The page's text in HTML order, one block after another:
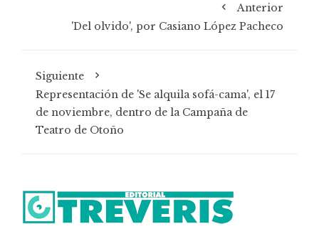
Anterior
'Del olvido', por Casiano López Pacheco
Siguiente
Representación de 'Se alquila sofá-cama', el 17
de noviembre, dentro de la Campaña de
Teatro de Otoño